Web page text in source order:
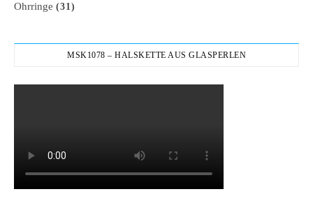
Ohrringe (31)
MSK1078 – HALSKETTE AUS GLASPERLEN